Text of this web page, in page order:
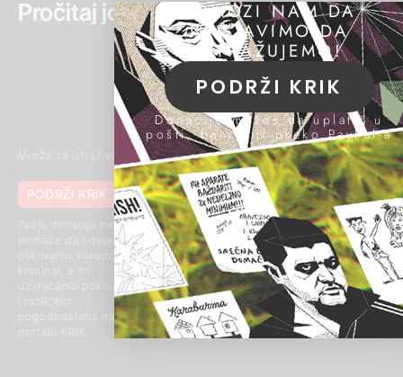
Pročitaj još:
Mreža za istraživanje kriminala i korupcije
© 2024 Sva prava
zadržana
011 420 43 04
062 85 03 266
(Signal)
Makenzijeva 46, 11111
Beograd, Srbija
PODRŽI KRIK
Tvoja donacija nam
otkrivamo korupciju i
kriminal, a mi
uzvraćamo poklonima
i različitim
pogodnostima na
portalu KRIK.
POMOZI NAM DA
NASTAVIMO DA
ISTRAŽUJEMO!
PODRŽI KRIK
Donacije možeš da uplatiš u
pošti, banci ili preko PayPal-a